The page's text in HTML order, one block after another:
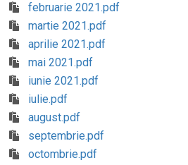
februarie 2021.pdf
martie 2021.pdf
aprilie 2021.pdf
mai 2021.pdf
iunie 2021.pdf
iulie.pdf
august.pdf
septembrie.pdf
octombrie.pdf